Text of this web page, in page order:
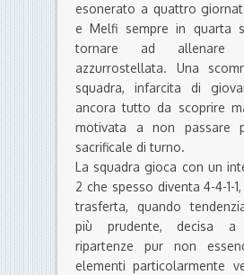
esonerato a quattro
e Melfi sempre in quarta
tornare ad allenare
azzurrostellata. Una
squadra, infarcita di
ancora tutto da scoprire
motivata a non passare
sacrificale di turno.
La squadra gioca con un
2 che spesso diventa 4-4-1-
trasferta, quando
più prudente, decisa
ripartenze pur non
elementi particolarmente